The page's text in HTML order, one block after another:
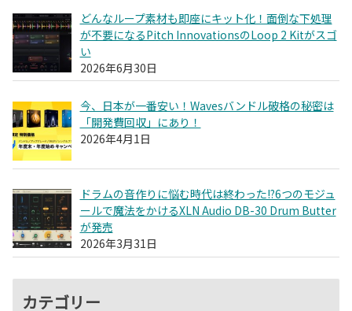
どんなループ素材も即座にキット化！面倒な下処理
が不要になるPitch InnovationsのLoop 2 Kitがスゴ
い
2026年6月30日
今、日本が一番安い！Wavesバンドル破格の秘密は
「開発費回収」にあり！
2026年4月1日
ドラムの音作りに悩む時代は終わった!?6つのモジュ
ールで魔法をかけるXLN Audio DB-30 Drum Butter
が発売
2026年3月31日
カテゴリー